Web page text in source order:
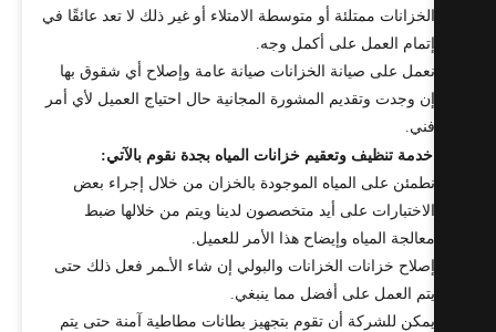
الخزانات ممتلئة أو متوسطة الامتلاء أو غير ذلك لا تعد عائقًا في
إتمام العمل على أكمل وجه.
نعمل على صيانة الخزانات صيانة عامة وإصلاح أي شقوق بها
إن وجدت وتقديم المشورة المجانية حال احتياج العميل لأي أمر
تنظيف وتعقيم خزانات المياه بجدة نقوم بالآتي:
نطمئن على المياه الموجودة بالخزان من خلال إجراء بعض
الاختبارات على أيد متخصصون لدينا ويتم من خلالها ضبط
معالجة المياه وإيضاح هذا الأمر للعميل.
إصلاح خزانات الخزانات والبولي إن شاء الأـمر فعل ذلك حتى
يتم العمل على أفضل مما ينبغي.
يمكن للشركة أن تقوم بتجهيز بطانات مطاطية آمنة حتى يتم